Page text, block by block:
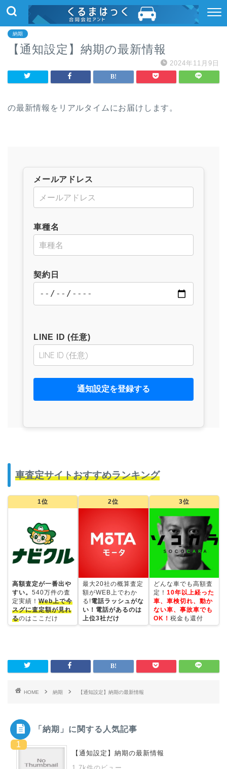
納期
【通知設定】納期の最新情報
2024年11月9日
の最新情報をリアルタイムにお届けします。
メールアドレス
車種名
契約日
LINE ID (任意)
車査定サイトおすすめランキング
1位
高額査定が一番出や
すい。 540万件の査
定実績！ Web上で今
スグに査定額が見れ
るのはここだけ
2位
最大20社の概算査定
額がWEB上でわか
る!電話ラッシュがな
い！電話があるのは
上位3社だけ
3位
どんな車でも高額査
定！ 10年以上経った
車、車検切れ、動か
ない車、事故車でも
OK！ 税金も還付
HOME 納期 【通知設定】納期の最新情報
「納期」に関する人気記事
【通知設定】納期の最新情報